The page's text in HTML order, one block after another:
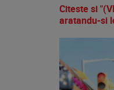
Citeste si
aratandu-si